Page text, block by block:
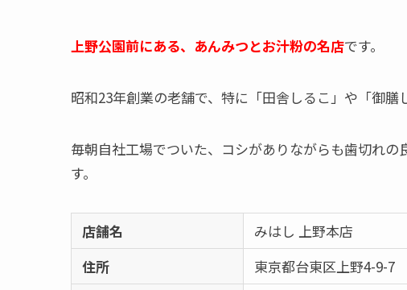
上野公園前にある、あんみつとお汁粉の名店です。
昭和23年創業の老舗で、特に「田舎しるこ」や「御膳
毎朝自社工場でついた、コシがありながらも歯切れ
す。
店舗名
みはし 上野本店
住所
東京都台東区上野4-9-7